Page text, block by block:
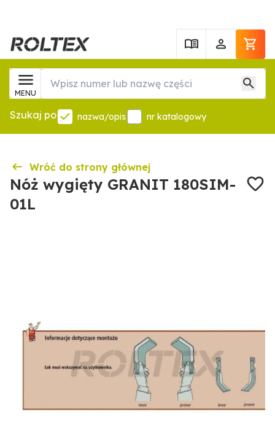
MENU
Szukaj po nazwa/opis nr katalogowy
Wróć do strony głównej
Nóż wygięty GRANIT 180SIM-
01L